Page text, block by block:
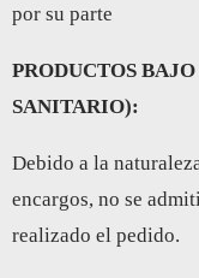
por su parte
PRODUCTOS
SANITARIO):
Debido a la
encargos, no se
realizado el pedido.